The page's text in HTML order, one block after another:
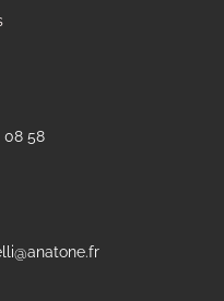
08 58